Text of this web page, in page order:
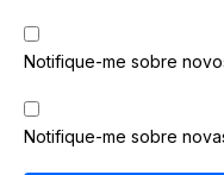
Notifique-me sobre
Notifique-me sobre